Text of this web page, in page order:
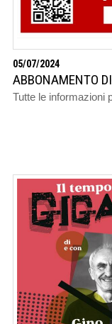
05/07/2024
ABBONAMENTO
Tutte le informazioni